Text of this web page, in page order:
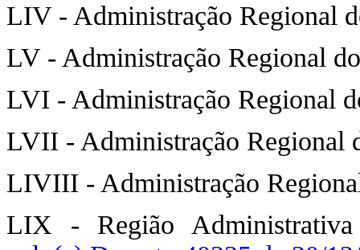
LIV - Administração Regional
LV - Administração Regional
LVI - Administração Regional
LVII - Administração Regional
LIVIII - Administração
LIX - Região